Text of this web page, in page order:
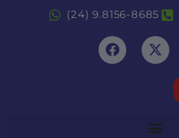
(24) 9.8156-8685